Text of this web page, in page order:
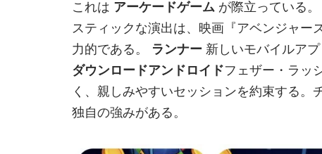
これは アーケードゲーム が際立っている。
スティックな演出は、映画『アベンジャー
力的である。 ランナー 新しいモバイルア
ダウンロードアンドロイドフェザー・ラッ
く、親しみやすいセッションを約束する
独自の強みがある。